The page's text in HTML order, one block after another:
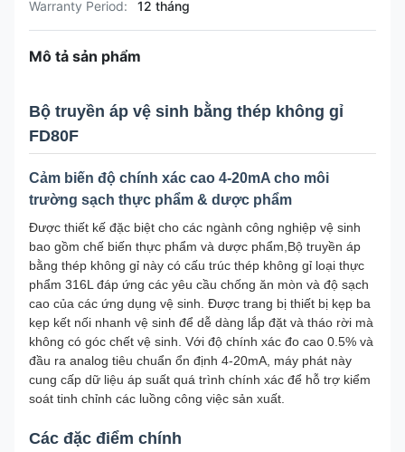
Warranty Period:
12 tháng
Mô tả sản phẩm
Bộ truyền áp vệ sinh bằng thép không gỉ
FD80F
Cảm biến độ chính xác cao 4-20mA cho môi
trường sạch thực phẩm & dược phẩm
Được thiết kế đặc biệt cho các ngành công nghiệp vệ sinh
bao gồm chế biến thực phẩm và dược phẩm,Bộ truyền áp
bằng thép không gỉ này có cấu trúc thép không gỉ loại thực
phẩm 316L đáp ứng các yêu cầu chống ăn mòn và độ sạch
cao của các ứng dụng vệ sinh. Được trang bị thiết bị kẹp ba
kẹp kết nối nhanh vệ sinh để dễ dàng lắp đặt và tháo rời mà
không có góc chết vệ sinh. Với độ chính xác đo cao 0.5% và
đầu ra analog tiêu chuẩn ổn định 4-20mA, máy phát này
cung cấp dữ liệu áp suất quá trình chính xác để hỗ trợ kiểm
soát tinh chỉnh các luồng công việc sản xuất.
Các đặc điểm chính